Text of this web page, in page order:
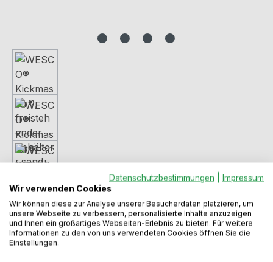
Regulärer Preis:
188,99 €
Datenschutzbestimmungen
Impressum
Wir verwenden Cookies
Wir können diese zur Analyse unserer Besucherdaten platzieren, um
unsere Webseite zu verbessern, personalisierte Inhalte anzuzeigen
und Ihnen ein großartiges Webseiten-Erlebnis zu bieten. Für weitere
Informationen zu den von uns verwendeten Cookies öffnen Sie die
Einstellungen.